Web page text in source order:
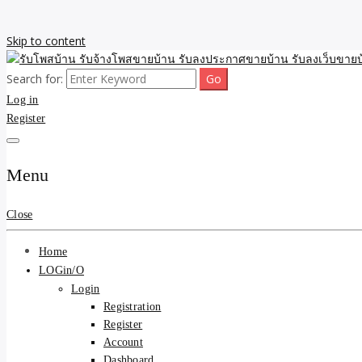
Skip to content
รับโพสบ้าน รับจ้างโพสขา
รับโพสบ้าน ที่ดิน SEOขายบ้
รับจ้างโพสขายบ้าน รับลงเว็บขายบ้าน รับโพสบ้าน รับลงประกาศขายบ้
Search for:
Log in
Register
Menu
Close
Home
LOGin/O
Login
Registration
Register
Account